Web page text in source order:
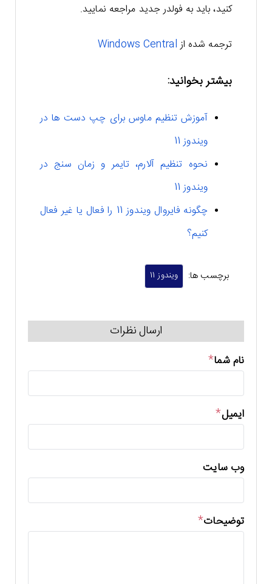
کنید، باید به فولدر جدید مراجعه نمایید.
ترجمه شده ازWindows Central
بیشتر بخوانید:
آموزش تنظیم ماوس برای چپ دست ها در
ویندوز 11
نحوه تنظیم آلارم، تایمر و زمان سنج در
ویندوز 11
چگونه فایروال ویندوز 11 را فعال یا غیر فعال
کنیم؟
برچسب ها: ویندوز 11
ارسال نظرات
نام شما
ایمیل
وب سایت
توضیحات